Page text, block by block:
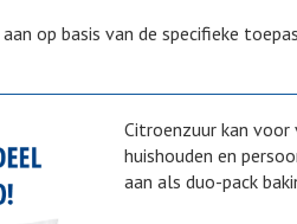
op basis van de specifieke
Citroenzuur kan voor
huishouden en
aan als duo-pack